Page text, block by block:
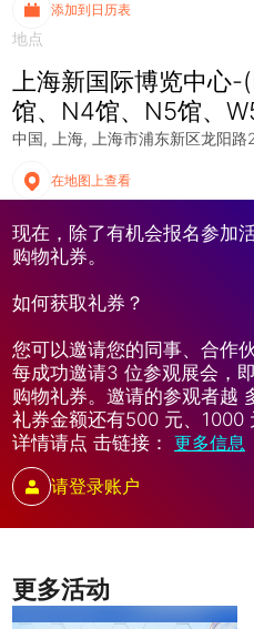
更多活动
添加到日历表
地点
上海新国际博览中心-
馆、N4馆、N5馆、
中国 上海 上海市浦东新区龙阳
在地图上查看
现在，除了有机会报名参加
购物礼券。
如何获取礼券？
您可以邀请您的同事、合作
每成功邀请3 位参观展会，
购物礼券。邀请的参观者越
礼券金额还有500 元、1000
详情请点 击链接： 更多信息
请登录账户